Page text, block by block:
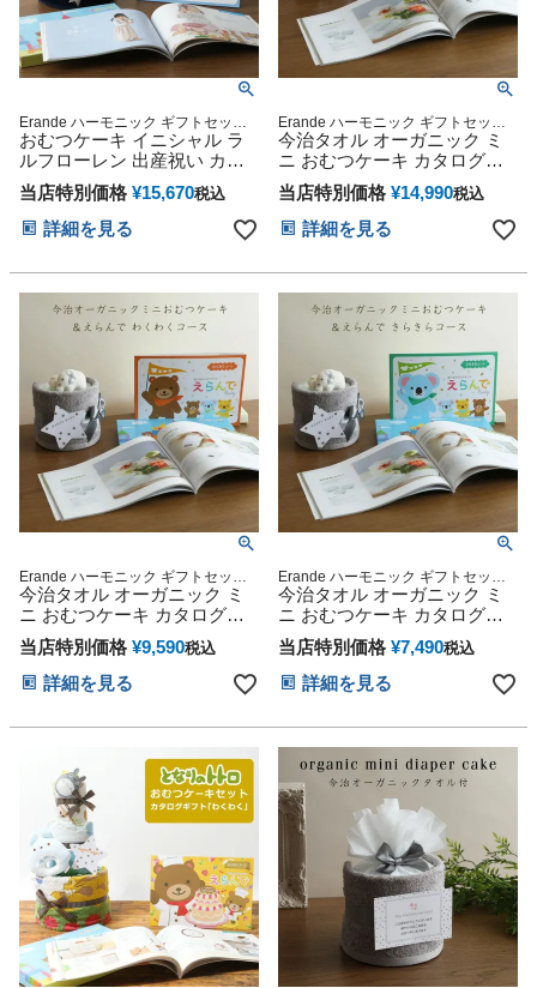
Erande ハーモニック ギフトセット
プレゼント ラッピング メッセージカ
ード
おむつケーキ イニシャル ラ
ルフローレン 出産祝い カタ
ログギフト 今治タオル オー
ガニックコットン ベビーソッ
クス ギフトセット POLO
RALPH LAUREN 名前入り 刺
ィン バレンタイン 七五三 初
節句 子供の日 ギフトセット
当店特別価格 ¥15,670税込
詳細を見る
Erande ハーモニック ギフトセット
プレゼント ラッピング メッセージカ
ード
今治タオル オーガニック ミ
ニ おむつケーキ カタログギ
フト Erande えらんで にこに
こ 10000円コース ハーモニッ
ク 出産祝い プレゼント 思い
出 赤ちゃん 子供 出産 ベイビ
ン 七五三 初節句 子供の日 ギ
フトセット 人気 端午の節句
当店特別価格 ¥14,990税込
詳細を見る
Erande ハーモニック ギフトセット
プレゼント ラッピング メッセージカ
ード
今治タオル オーガニック ミ
ニ おむつケーキ カタログギ
フト Erande えらんで わくわ
く 5000円コース ハーモニッ
ク 出産祝い プレゼント 思い
出 赤ちゃん 子供 出産 ベイビ
ン 七五三 初節句 子供の日 ギ
フトセット 人気 端午の節句
ひな祭り 男の子 女の子
当店特別価格 ¥9,590税込
詳細を見る
Erande ハーモニック ギフトセット
プレゼント ラッピング メッセージカ
ード
今治タオル オーガニック ミ
ニ おむつケーキ カタログギ
フト Erande えらんで きらき
ら 3000円コース ハーモニッ
ク 出産祝い プレゼント 思い
出 赤ちゃん 子供 出産 ベイビ
ン 七五三 初節句 子供の日 ギ
フトセット 人気 端午の節句
ひな祭り 男の子 女の子
当店特別価格 ¥7,490税込
詳細を見る